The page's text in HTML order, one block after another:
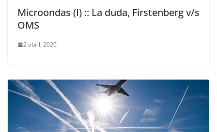
Microondas (I) :: La duda, Firstenberg v/s
OMS
2 abril, 2020